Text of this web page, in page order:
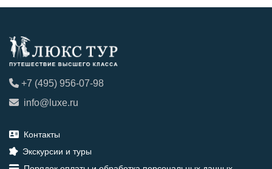
+7 (495) 956-07-98
info@luxe.ru
Контакты
Экскурсии и туры